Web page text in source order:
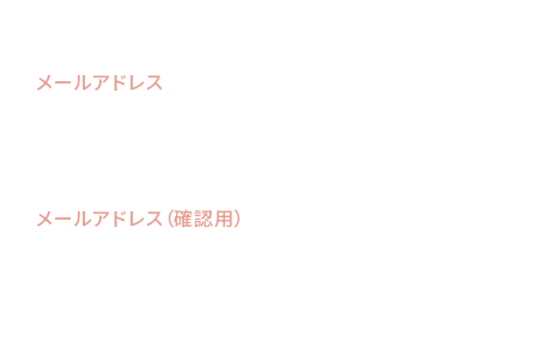
メールアドレス
メールアドレス（確認用）